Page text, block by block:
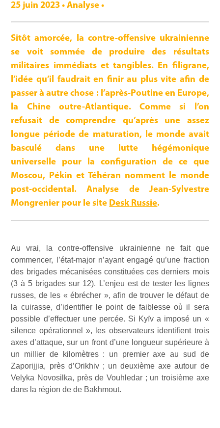
25 juin 2023 • Analyse •
Sitôt amorcée, la contre-offensive ukrainienne
se voit sommée de produire des résultats
militaires immédiats et tangibles. En filigrane,
l’idée qu’il faudrait en finir au plus vite afin de
passer à autre chose : l’après-Poutine en Europe,
la Chine outre-Atlantique. Comme si l’on
refusait de comprendre qu’après une assez
longue période de maturation, le monde avait
basculé dans une lutte hégémonique
universelle pour la configuration de ce que
Moscou, Pékin et Téhéran nomment le monde
post-occidental. Analyse de Jean-Sylvestre
Mongrenier pour le site DeskRussie.
Au vrai, la contre-offensive ukrainienne ne fait que
commencer, l’état-major n’ayant engagé qu’une fraction
des brigades mécanisées constituées ces derniers mois
(3 à 5 brigades sur 12). L’enjeu est de tester les lignes
russes, de les « ébrécher », afin de trouver le défaut de
la cuirasse, d’identifier le point de faiblesse où il sera
possible d’effectuer une percée. Si Kyïv a imposé un «
silence opérationnel », les observateurs identifient trois
axes d’attaque, sur un front d’une longueur supérieure à
un millier de kilomètres : un premier axe au sud de
Zaporijjia, près d’Orikhiv ; un deuxième axe autour de
Velyka Novosilka, près de Vouhledar ; un troisième axe
dans la région de de Bakhmout.